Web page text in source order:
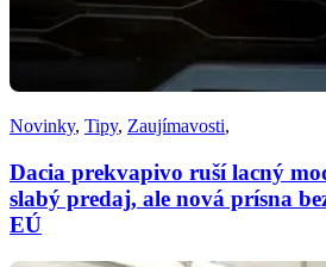
Novinky, Tipy, Zaujímavosti,
Dacia prekvapivo ruší lacný
slabý predaj, ale nová prísna
EÚ